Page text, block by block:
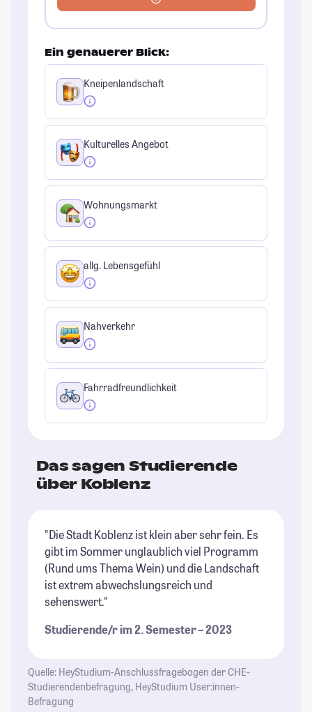
Ein genauerer Blick:
Kneipenlandschaft
Kulturelles Angebot
Wohnungsmarkt
allg. Lebensgefühl
Nahverkehr
Fahrradfreundlichkeit
Das sagen Studierende
über Koblenz
"Die Stadt Koblenz ist klein aber sehr fein. Es
gibt im Sommer unglaublich viel Programm
(Rund ums Thema Wein) und die Landschaft
ist extrem abwechslungsreich und
sehenswert."
Studierende/r im 2. Semester – 2023
Quelle: HeyStudium-Anschlussfragebogen der CHE-
Studierendenbefragung, HeyStudium User:innen-
Befragung